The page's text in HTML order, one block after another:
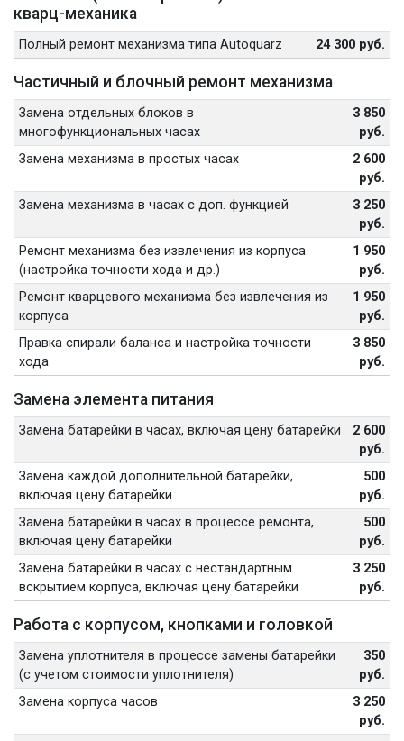
кварц-механика
Полный ремонт механизма типа Autoquarz 24 300 руб.
Частичный и блочный ремонт механизма
Замена отдельных блоков в
многофункциональных часах
3 850
руб.
Замена механизма в простых часах
2 600
руб.
Замена механизма в часах с доп. функцией
3 250
руб.
Ремонт механизма без извлечения из корпуса
(настройка точности хода и др.)
1 950
руб.
Ремонт кварцевого механизма без извлечения из
корпуса
1 950
руб.
Правка спирали баланса и настройка точности
хода
3 850
руб.
Замена элемента питания
Замена батарейки в часах, включая цену батарейки
2 600
руб.
Замена каждой дополнительной батарейки,
включая цену батарейки
500
руб.
Замена батарейки в часах в процессе ремонта,
включая цену батарейки
500
руб.
Замена батарейки в часах с нестандартным
вскрытием корпуса, включая цену батарейки
3 250
руб.
Работа с корпусом, кнопками и головкой
Замена уплотнителя в процессе замены батарейки
(с учетом стоимости уплотнителя)
350
руб.
Замена корпуса часов
3 250
руб.